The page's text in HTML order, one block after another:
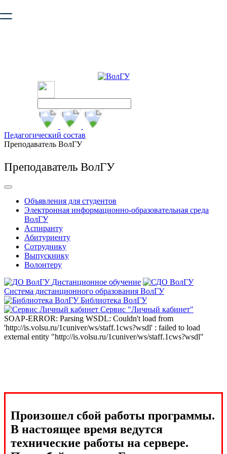
безопасную работу с сайтом. Пожалуйста
Педагогический состав
Преподаватель ВолГУ
Преподаватель ВолГУ
Объявления для студентов
Электронная информационно-образовательная среда
ВолГУ
Аспиранту
Абитуриенту
Сотруднику
Выпускнику
Волонтеру
Дистанционное обучение
Система дистанционного образования ВолГУ
Библиотека ВолГУ
Сервис "Личный кабинет"
SOAP-ERROR: Parsing WSDL: Couldn't load from
'http://is.volsu.ru/1cuniver/ws/staff.1cws?wsdl' : failed to load
external entity "http://is.volsu.ru/1cuniver/ws/staff.1cws?wsdl"
Произошел сбой работы программы.
В настоящее время ведутся
технические работы на сервере.